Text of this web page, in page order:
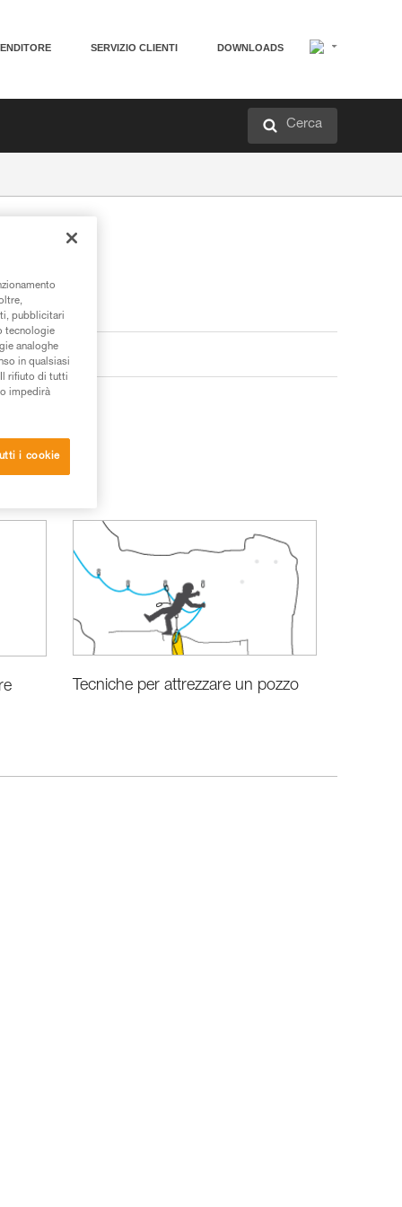
SERVIZIO CLIENTI DOWNLOADS
Cerca
Tecniche per attrezzare un pozzo
pubblicitari
tecnologie
analoghe
in qualsiasi
rifiuto di tutti
impedirà
i cookie